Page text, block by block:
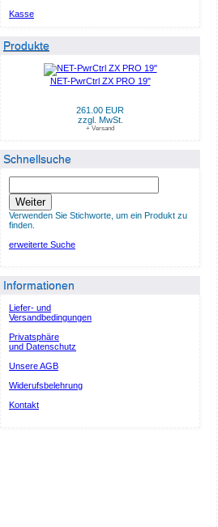
Kasse
Produkte
NET-PwrCtrl ZX PRO 19"
261.00 EUR
zzgl. MwSt.
+ Versand
Schnellsuche
Weiter
Verwenden Sie Stichworte, um ein Produkt zu
finden.
erweiterte Suche
Informationen
Liefer- und
Versandbedingungen
Privatsphäre
und Datenschutz
Unsere AGB
Widerufsbelehrung
Kontakt